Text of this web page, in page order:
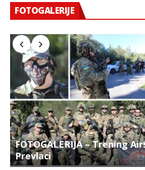
FOTOGALERIJE
FOTOGALERIJA – Trening
Prevlaci